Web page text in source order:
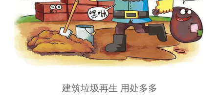
建筑垃圾再生 用处多多